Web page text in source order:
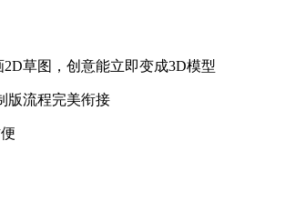
草图，创意能立即变成3D模型
制版流程完美衔接